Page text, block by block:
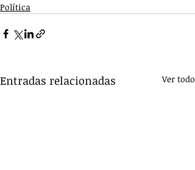
Política
Entradas relacionadas Ver todo